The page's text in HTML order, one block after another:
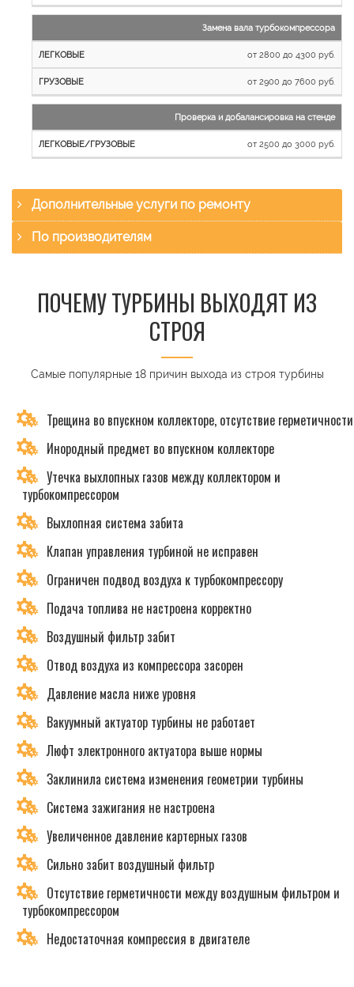
Замена вала турбокомпрессора
от 2800 до 4300 руб.
от 2900 до 7600 руб.
Проверка и добалансировка на стенде
от 2500 до 3000 руб.
Дополнительные услуги по ремонту
По производителям
ПОЧЕМУ ТУРБИНЫ ВЫХОДЯТ ИЗ
СТРОЯ
Самые популярные 18 причин выхода из строя турбины
Трещина во впускном коллекторе, отсутствие герметичности
Инородный предмет во впускном коллекторе
Утечка выхлопных газов между коллектором и
турбокомпрессором
Выхлопная система забита
Клапан управления турбиной не исправен
Ограничен подвод воздуха к турбокомпрессору
Подача топлива не настроена корректно
Воздушный фильтр забит
Отвод воздуха из компрессора засорен
Давление масла ниже уровня
Вакуумный актуатор турбины не работает
Люфт электронного актуатора выше нормы
Заклинила система изменения геометрии турбины
Система зажигания не настроена
Увеличенное давление картерных газов
Сильно забит воздушный фильтр
Отсутствие герметичности между воздушным фильтром и
турбокомпрессором
Недостаточная компрессия в двигателе